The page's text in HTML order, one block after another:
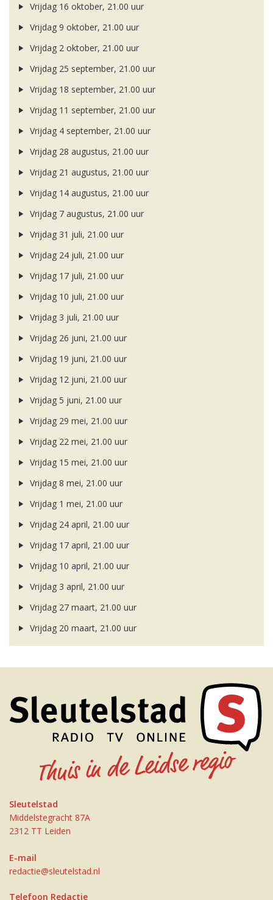
Vrijdag 16 oktober, 21.00 uur
Vrijdag 9 oktober, 21.00 uur
Vrijdag 2 oktober, 21.00 uur
Vrijdag 25 september, 21.00 uur
Vrijdag 18 september, 21.00 uur
Vrijdag 11 september, 21.00 uur
Vrijdag 4 september, 21.00 uur
Vrijdag 28 augustus, 21.00 uur
Vrijdag 21 augustus, 21.00 uur
Vrijdag 14 augustus, 21.00 uur
Vrijdag 7 augustus, 21.00 uur
Vrijdag 31 juli, 21.00 uur
Vrijdag 24 juli, 21.00 uur
Vrijdag 17 juli, 21.00 uur
Vrijdag 10 juli, 21.00 uur
Vrijdag 3 juli, 21.00 uur
Vrijdag 26 juni, 21.00 uur
Vrijdag 19 juni, 21.00 uur
Vrijdag 12 juni, 21.00 uur
Vrijdag 5 juni, 21.00 uur
Vrijdag 29 mei, 21.00 uur
Vrijdag 22 mei, 21.00 uur
Vrijdag 15 mei, 21.00 uur
Vrijdag 8 mei, 21.00 uur
Vrijdag 1 mei, 21.00 uur
Vrijdag 24 april, 21.00 uur
Vrijdag 17 april, 21.00 uur
Vrijdag 10 april, 21.00 uur
Vrijdag 3 april, 21.00 uur
Vrijdag 27 maart, 21.00 uur
Vrijdag 20 maart, 21.00 uur
Sleutelstad
Middelstegracht 87A
2312 TT Leiden
E-mail
redactie@sleutelstad.nl
Telefoon Redactie